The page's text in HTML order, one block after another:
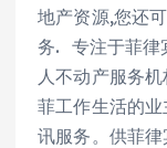
地产资源,您还
务. 专注于菲律
人不动产服务
菲工作生活的
讯服务。供菲